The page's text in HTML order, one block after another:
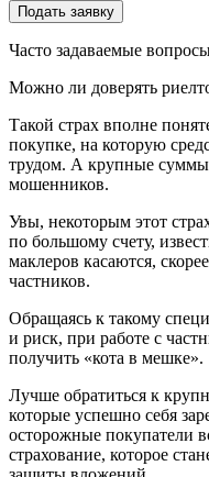
Часто задаваемые
Можно ли доверять
Такой страх вполне
покупке, на которую
трудом. А крупные
мошенников.
Увы, некоторым этот
по большому счету,
маклеров касаются,
частников.
Обращаясь к такому
и риск, при работе с
получить «кота в мешке».
Лучше обратиться к
которые успешно себя
осторожные покупатели
страхование, которое